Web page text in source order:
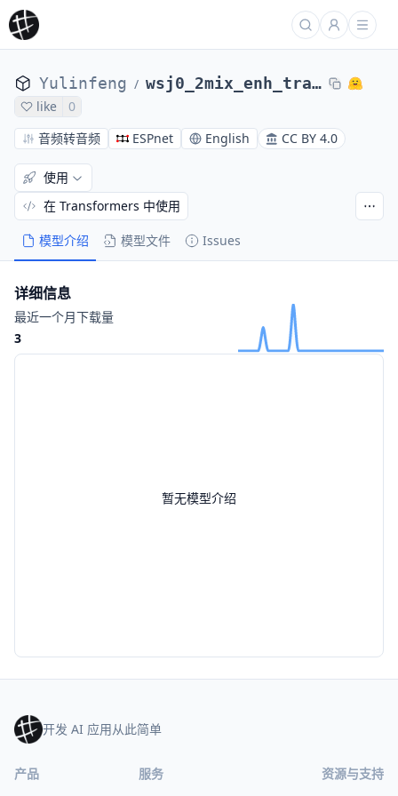
Yulinfeng / wsj0_2mix_enh_train_enh_dpcl_raw_valid.si_snr.ave
like
0
音频转音频
ESPnet English CC BY 4.0
模型介绍 模型文件 Issues
使用
在 Transformers 中使用
暂无模型介绍
详细信息
最近一个月下载量
3
开发 AI 应用从此简单
产品 服务 资源与支持